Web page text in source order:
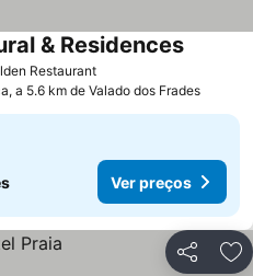
Restaurant
& Residences
a 5.6 km de Valado dos Frades
Ver preços
Partilhar